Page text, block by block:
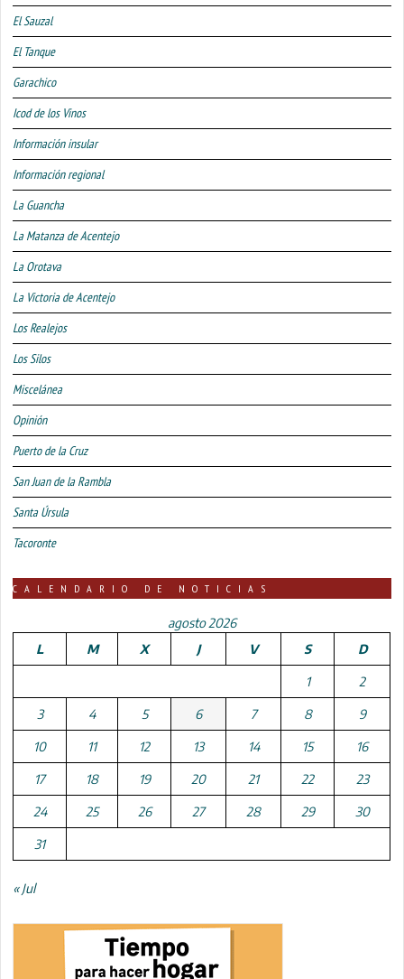
El Sauzal
El Tanque
Garachico
Icod de los Vinos
Información insular
Información regional
La Guancha
La Matanza de Acentejo
La Orotava
La Victoria de Acentejo
Los Realejos
Los Silos
Miscelánea
Opinión
Puerto de la Cruz
San Juan de la Rambla
Santa Úrsula
Tacoronte
CALENDARIO DE NOTICIAS
agosto 2026
L
M X J V S D
1 2
3 4 5 6 7 8 9
10 11 12 13 14 15 16
17 18 19 20 21 22 23
24 25 26 27 28 29 30
31
« Jul